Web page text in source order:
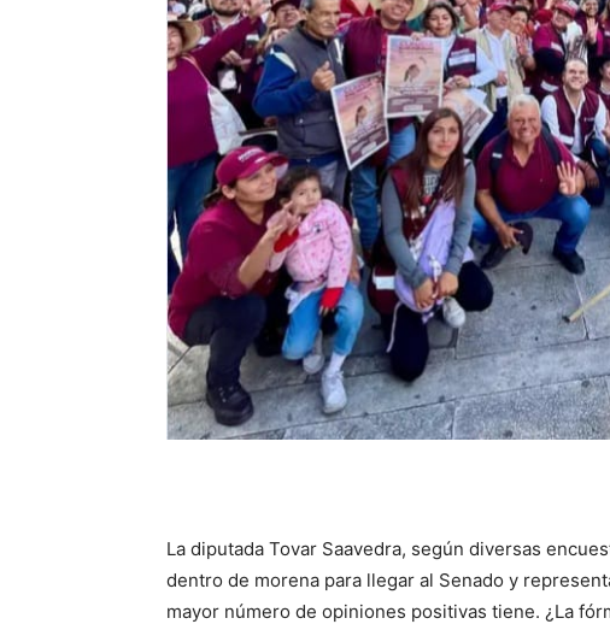
La diputada Tovar Saavedra, según diversas
dentro de morena para llegar al Senado y
mayor número de opiniones positivas tiene. ¿La